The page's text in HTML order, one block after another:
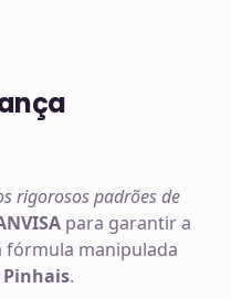
rigorosos padrões de
para garantir a
fórmula manipulada
Pinhais.